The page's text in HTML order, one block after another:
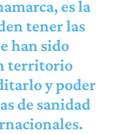
es la
tener las
han sido
territorio
y poder
de sanidad